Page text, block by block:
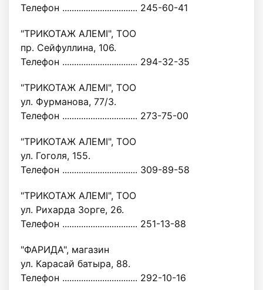
Телефон ................................ 245-60-41
"ТРИКОТАЖ АЛЕМІ", ТОО
пр. Сейфуллина, 106.
Телефон ................................ 294-32-35
"ТРИКОТАЖ АЛЕМІ", ТОО
ул. Фурманова, 77/3.
Телефон ................................ 273-75-00
"ТРИКОТАЖ АЛЕМІ", ТОО
ул. Гоголя, 155.
Телефон ................................ 309-89-58
"ТРИКОТАЖ АЛЕМІ", ТОО
ул. Рихарда Зорге, 26.
Телефон ................................ 251-13-88
"ФАРИДА", магазин
ул. Карасай батыра, 88.
Телефон ................................ 292-10-16